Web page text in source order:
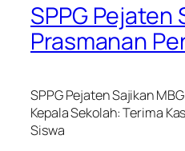
SPPG Pejaten
Prasmanan
SPPG Pejaten Sajikan
Kepala Sekolah: Terima
Siswa